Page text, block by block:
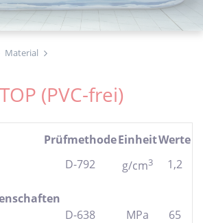
Material
(PVC-frei)
PrüfmethodeEinheitWerte
D-792 g/cm3 1,2
D-638 MPa
65